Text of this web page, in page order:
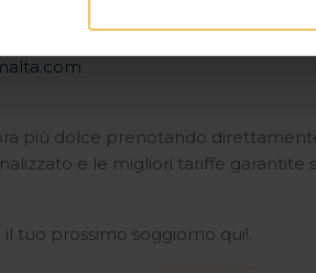
fantastica per tutte le età,
più dolce prenotando
e le migliori tariffe garantite
il tuo prossimo soggiorno qui!.